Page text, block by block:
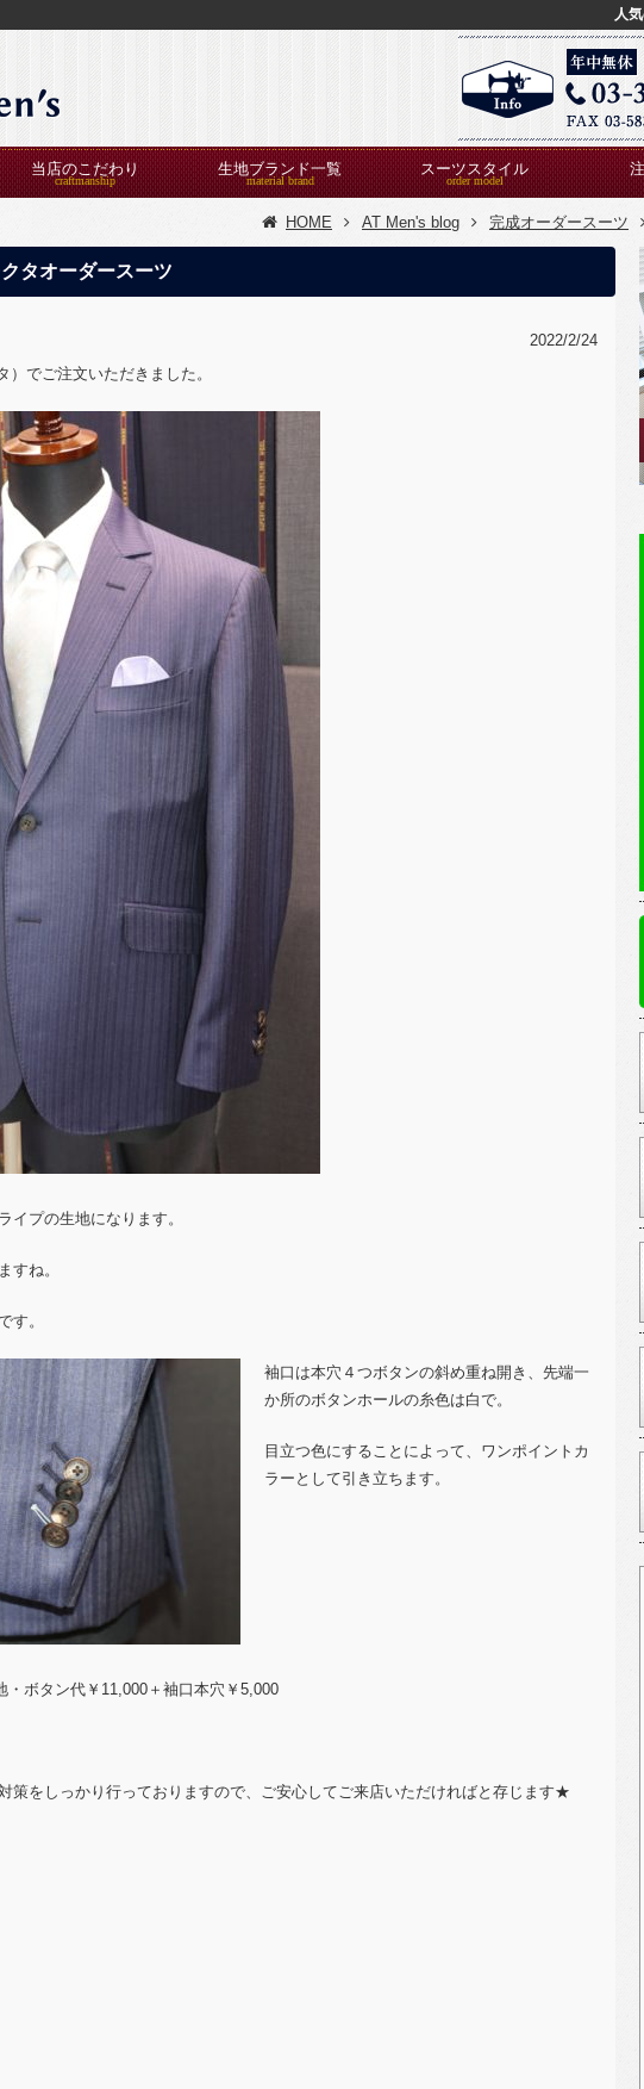
人
当店のこだわり 生地ブランド一覧 スーツスタイル
HOME AT Men's blog 完成オーダースーツ
タオーダースーツ
2022/2/24
でご注文いただきました。
イプの生地になります。
すね。
す。
袖口は本穴４つボタンの斜め重ね開き、先端一
か所のボタンホールの糸色は白で。
目立つ色にすることによって、ワンポイントカ
ラーとして引き立ちます。
・ボタン代￥11,000＋袖口本穴￥5,000
策をしっかり行っておりますので、ご安心してご来店いただければと存じます★